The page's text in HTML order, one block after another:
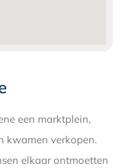
een marktplein,
kwamen verkopen.
elkaar ontmoetten